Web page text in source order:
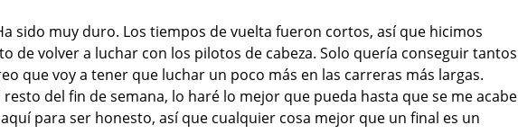
sido muy duro. Los tiempos de vuelta fueron cortos, así que hicimos
de volver a luchar con los pilotos de cabeza. Solo quería conseguir tantos
que voy a tener que luchar un poco más en las carreras más largas.
del fin de semana, lo haré lo mejor que pueda hasta que se me acabe
para ser honesto, así que cualquier cosa mejor que un final es un